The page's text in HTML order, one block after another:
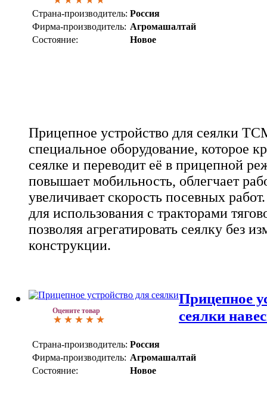
Страна-производитель: Россия
Фирма-производитель: Агромашалтай
Состояние:
Новое
Прицепное устройство для сеялки
специальное оборудование, которое
сеялке и переводит её в прицепной
повышает мобильность, облегчает
увеличивает скорость посевных
для использования с тракторами
позволяя агрегатировать сеялку без
конструкции.
Оцените товар
Прицепное
сеялки
Страна-производитель: Россия
Фирма-производитель: Агромашалтай
Состояние:
Новое